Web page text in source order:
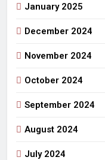
January 2025
December 2024
November 2024
October 2024
September 2024
August 2024
July 2024